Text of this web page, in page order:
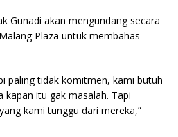
Gunadi akan mengundang secara
Plaza untuk membahas
paling tidak komitmen, kami butuh
kapan itu gak masalah. Tapi
kami tunggu dari mereka,”